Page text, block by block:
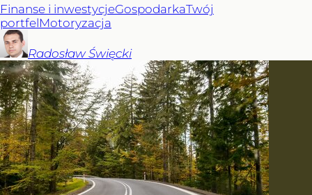
Finanse i inwestycjeGospodarkaTwój
portfelMotoryzacja
Radosław Święcki